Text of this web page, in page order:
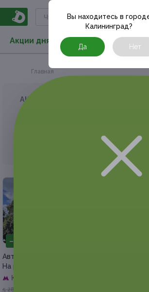
Акции дня Товары Туризм
Вы находитесь в
Калининград?
Да Нет
Главная
АКЦИЯ, КОТОРУЮ ВЫ ИСКАЛИ,
Но у Frendi есть
могут вам понравиться!
–15%
Автобусный тур «Гой ты, Русь!
На родину Есенина»
Кузнецкий мост
5 280 руб.